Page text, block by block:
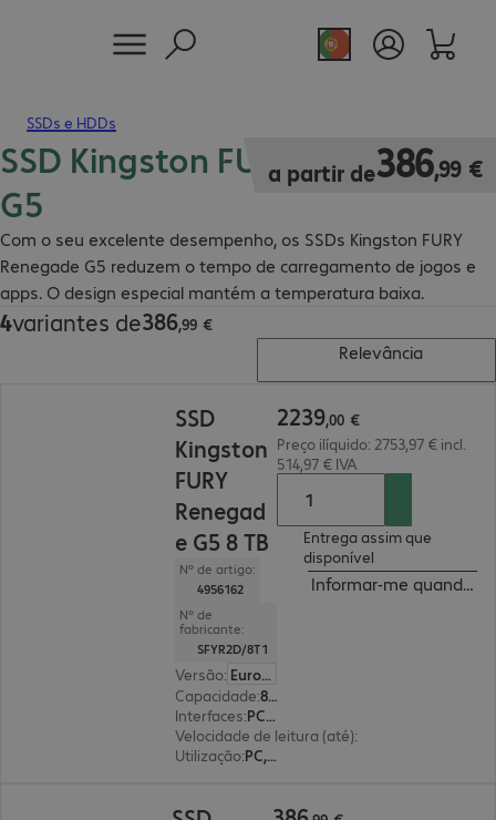
SSDs e HDDs
SSD Kingston FURY Renegade
G5
Com o seu excelente desempenho, os SSDs Kingston FURY
Renegade G5 reduzem o tempo de carregamento de jogos e
apps. O design especial mantém a temperatura baixa.
a partir de386,99 €
386,99 €
4variantes de386,99 €
386,99 €
Relevância
SSD
Kingston
FURY
Renegad
e G5 8 TB
Nº de artigo:
4956162
Nº de
fabricante:
SFYR2D/8T1
Versão:
Europa
Capacidade: 8 TB
Interfaces:
PCI-Express (x4) M.2 2280
Velocidade de leitura (até):
Utilização: PC, computador portátil
2239,00 €
Preço ilíquido: 2753,97 € incl.
514,97 € IVA
Entrega assim que
disponível
Informar-me quando